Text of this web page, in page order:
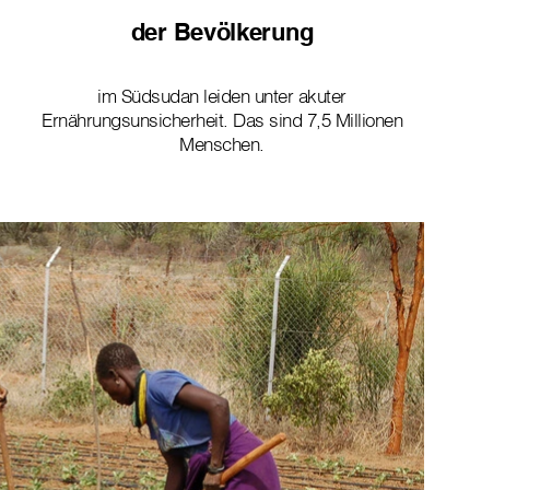
der Bevölkerung
im Südsudan leiden unter akuter
Ernährungsunsicherheit. Das sind 7,5 Millionen
Menschen.